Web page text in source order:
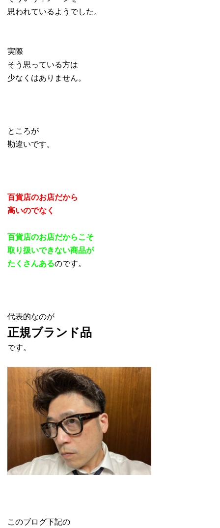
思われているようでした。
実際
そう思っている方は
少なくはありません。
ところが
勘違いです。
百貨店のお店だから
高いのでなく
百貨店のお店だからこそ
取り扱いできない商品が
たくさんあるのです。
代表的なのが
正規ブランド品
です。
このブログ下記の